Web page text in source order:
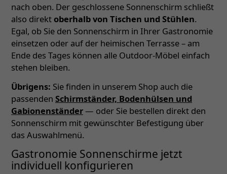
nach oben. Der geschlossene Sonnenschirm schließt
also direktoberhalb von Tischen und Stühlen.
Egal, ob Sie den Sonnenschirm in Ihrer Gastronomie
einsetzen oder auf der heimischen Terrasse – am
Ende des Tages können alle Outdoor-Möbel einfach
stehen bleiben.
Übrigens: Sie finden in unserem Shop auch die
passenden Schirmständer, Bodenhülsen und
Gabionenständer— oder Sie bestellen direkt den
Sonnenschirm mit gewünschter Befestigung über
das Auswahlmenü.
Gastronomie Sonnenschirme jetzt
individuell konfigurieren